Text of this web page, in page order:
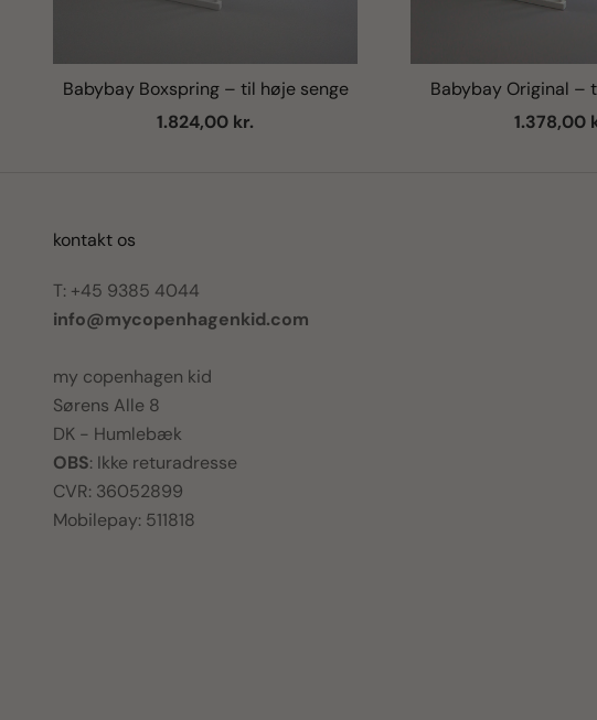
Babybay Boxspring – til høje senge
Salgspris
1.824,00 kr.
Babybay Original –
Salgspris
1.378,00
kontakt os
T: +45 9385 4044
info@mycopenhagenkid.com
my copenhagen kid
Sørens Alle 8
DK - Humlebæk
OBS: Ikke returadresse
CVR: 36052899
Mobilepay: 511818